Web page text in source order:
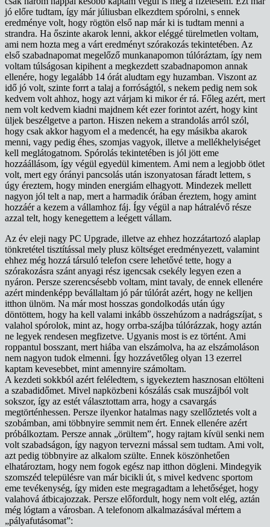
jó előre tudtam, így már júliusban elkezdtem spórolni, s ennek
eredménye volt, hogy rögtön első nap már ki is tudtam menni a
strandra. Ha őszinte akarok lenni, akkor eléggé türelmetlen voltam,
ami nem hozta meg a várt eredményt szórakozás tekintetében. Az
első szabadnapomat megelőző munkanapomon túlóráztam, így nem
voltam túlságosan kipihent a megkezdett szabadnapomon annak
ellenére, hogy legalább 14 órát aludtam egy huzamban. Viszont az
idő jó volt, szinte forrt a talaj a forróságtól, s nekem pedig nem sok
kedvem volt ahhoz, hogy azt várjam ki mikor ér rá. Főleg azért, mert
nem volt kedvem kiadni majdnem két ezer forintot azért, hogy kint
üljek beszélgetve a parton. Hiszen nekem a strandolás arról szól,
hogy csak akkor hagyom el a medencét, ha egy másikba akarok
menni, vagy pedig éhes, szomjas vagyok, illetve a mellékhelyiséget
kell meglátogatnom. Spórolás tekintetében is jól jött eme
hozzáállásom, így végül egyedül kimentem. Ami nem a legjobb ötlet
volt, mert egy órányi pancsolás után iszonyatosan fáradt lettem, s
úgy éreztem, hogy minden energiám elhagyott. Mindezek mellett
nagyon jól telt a nap, mert a harmadik órában éreztem, hogy amint
hozzáér a kezem a vállamhoz fáj. Így végül a nap hátralévő része
azzal telt, hogy kenegettem a leégett vállam.
Az év eleji nagy PC Upgrade, illetve az ehhez hozzátartozó alaplap
tönkretétel tisztítással mely plusz költséget eredményezett, valamint
ehhez még hozzá társuló telefon csere lehetővé tette, hogy a
szórakozásra szánt anyagi rész igencsak csekély legyen ezen a
nyáron. Persze szerencsésebb voltam, mint tavaly, de ennek ellenére
azért mindenképp bevállaltam jó pár túlórát azért, hogy ne kelljen
itthon ülnöm. Na már most hosszas gondolkodás után úgy
döntöttem, hogy ha kell valami inkább összehúzom a nadrágszíjat, s
valahol spórolok, mint az, hogy orrba-szájba túlórázzak, hogy aztán
ne legyek rendesen megfizetve. Ugyanis most is ez történt. Ami
roppantul bosszant, mert hiába van elszámolva, ha az elszámoláson
nem nagyon tudok elmenni. Így hozzávetőleg olyan 13 ezerrel
kaptam kevesebbet, mint amennyire számoltam.
A kezdeti sokkból azért feléledtem, s igyekeztem hasznosan eltölteni
a szabadidőmet. Mivel napközbeni kószálás csak muszájból volt
sokszor, így az estét választottam arra, hogy a csavargás
megtörténhessen. Persze ilyenkor hatalmas nagy szellőztetés volt a
szobámban, ami többnyire semmit nem ért. Ennek ellenére azért
próbálkoztam. Persze annak „örültem”, hogy rajtam kívül senki nem
volt szabadságon, így nagyon tervezni mással sem tudtam. Ami volt,
azt pedig többnyire az alkalom szülte. Ennek köszönhetően
elhatároztam, hogy nem fogok egész nap itthon dögleni. Mindegyik
szomszéd településre van már bicikli út, s mivel kedvenc sportom
eme tevékenység, így miden este megragadtam a lehetőséget, hogy
valahová átbicajozzak. Persze előfordult, hogy nem volt elég, aztán
még lógtam a városban. A telefonom alkalmazásával mértem a
„pályafutásomat”: